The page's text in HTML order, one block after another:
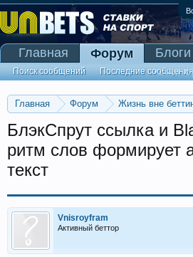
Главная Форум
Жизнь вне
БлэкСпрут ссылка и
ритм слов формирует
текст
Vnisroyfram
Активный беттор
Главная Форум
Поиск сообщений Последние сообщения
Блоги